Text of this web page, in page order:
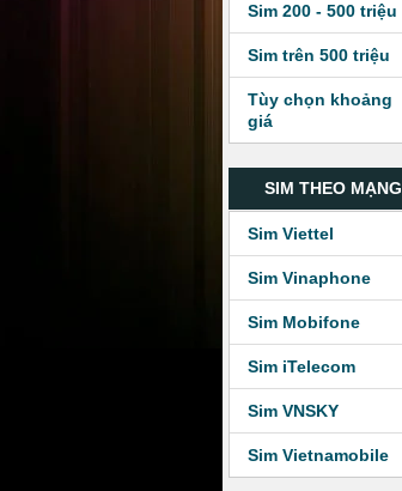
Sim 200 - 500 triệu
Sim trên 500 triệu
Tùy chọn khoảng
giá
SIM THEO MẠNG
Sim Viettel
Sim Vinaphone
Sim Mobifone
Sim iTelecom
Sim VNSKY
Sim Vietnamobile